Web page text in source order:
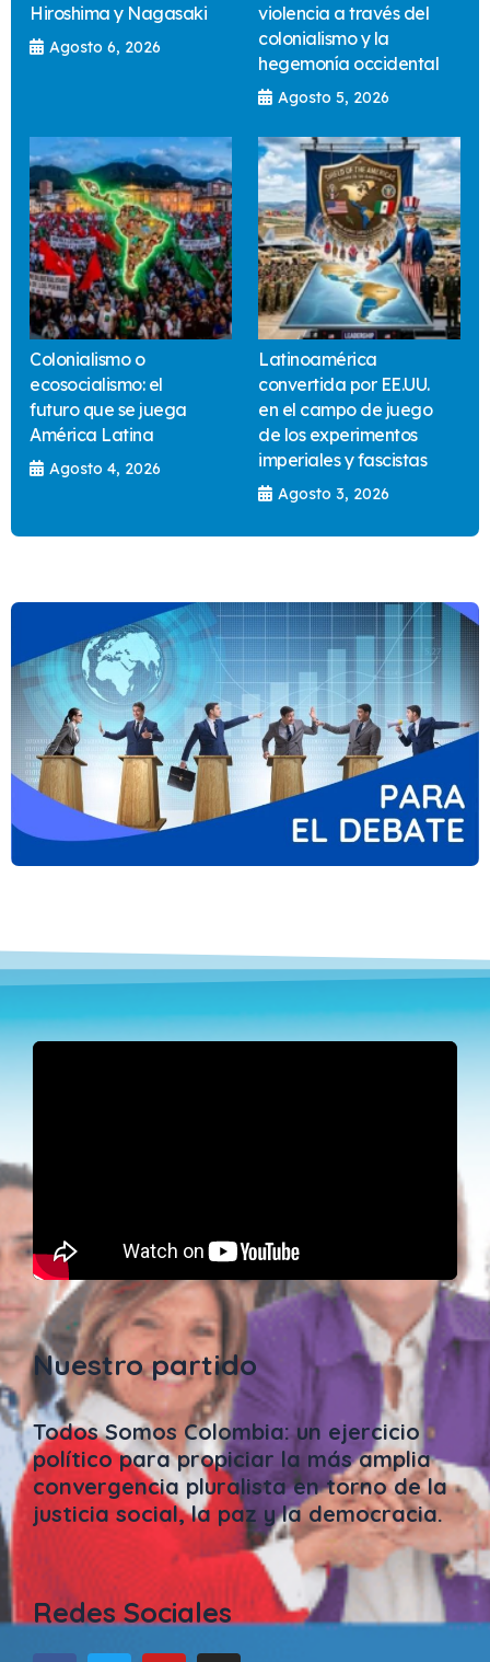
Hiroshima y Nagasaki
Agosto 6, 2026
violencia a través del
colonialismo y la
hegemonía occidental
Agosto 5, 2026
Colonialismo o
ecosocialismo: el
futuro que se juega
América Latina
Agosto 4, 2026
Latinoamérica
convertida por EE.UU.
en el campo de juego
de los experimentos
imperiales y fascistas
Agosto 3, 2026
Nuestro partido
Todos Somos Colombia: un ejercicio
político para propiciar la más amplia
convergencia pluralista en torno de la
justicia social, la paz y la democracia.
Redes Sociales